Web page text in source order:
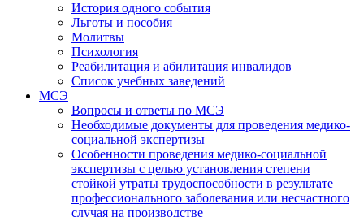
История одного события
Льготы и пособия
Молитвы
Психология
Реабилитация и абилитация инвалидов
Список учебных заведений
МСЭ
Вопросы и ответы по МСЭ
Необходимые документы для проведения медико-
социальной экспертизы
Особенности проведения медико-социальной
экспертизы с целью установления степени
стойкой утраты трудоспособности в результате
профессионального заболевания или несчастного
случая на производстве